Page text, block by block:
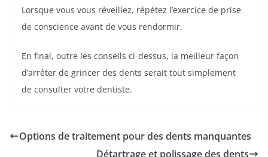
Lorsque vous vous réveillez, répétez l’exercice de prise
de conscience avant de vous rendormir.
En final, outre les conseils ci-dessus, la meilleur façon
d’arrêter de grincer des dents serait tout simplement
de consulter votre dentiste.
Options de traitement pour des dents manquantes
Détartrage et polissage des dents